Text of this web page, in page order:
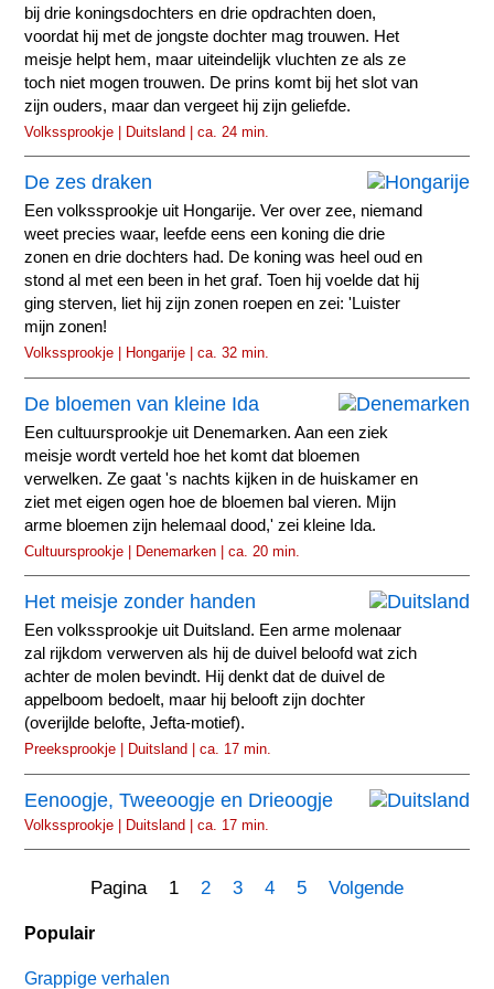
bij drie koningsdochters en drie opdrachten doen,
voordat hij met de jongste dochter mag trouwen. Het
meisje helpt hem, maar uiteindelijk vluchten ze als ze
toch niet mogen trouwen. De prins komt bij het slot van
zijn ouders, maar dan vergeet hij zijn geliefde.
Volkssprookje | Duitsland | ca. 24 min.
De zes draken
Een volkssprookje uit Hongarije. Ver over zee, niemand
weet precies waar, leefde eens een koning die drie
zonen en drie dochters had. De koning was heel oud en
stond al met een been in het graf. Toen hij voelde dat hij
ging sterven, liet hij zijn zonen roepen en zei: 'Luister
mijn zonen!
Volkssprookje | Hongarije | ca. 32 min.
De bloemen van kleine Ida
Een cultuursprookje uit Denemarken. Aan een ziek
meisje wordt verteld hoe het komt dat bloemen
verwelken. Ze gaat 's nachts kijken in de huiskamer en
ziet met eigen ogen hoe de bloemen bal vieren. Mijn
arme bloemen zijn helemaal dood,' zei kleine Ida.
Cultuursprookje | Denemarken | ca. 20 min.
Het meisje zonder handen
Een volkssprookje uit Duitsland. Een arme molenaar
zal rijkdom verwerven als hij de duivel beloofd wat zich
achter de molen bevindt. Hij denkt dat de duivel de
appelboom bedoelt, maar hij belooft zijn dochter
(overijlde belofte, Jefta-motief).
Preeksprookje | Duitsland | ca. 17 min.
Eenoogje, Tweeoogje en Drieoogje
Volkssprookje | Duitsland | ca. 17 min.
Pagina 1 2 3 4 5 Volgende
Populair
Grappige verhalen